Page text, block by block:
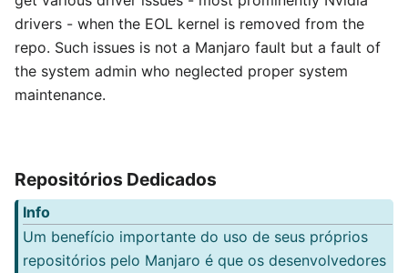
drivers - when the EOL kernel is removed from the
repo. Such issues is not a Manjaro fault but a fault of
the system admin who neglected proper system
maintenance.
Repositórios Dedicados
Info
Um benefício importante do uso de seus próprios
repositórios pelo Manjaro é que os desenvolvedores